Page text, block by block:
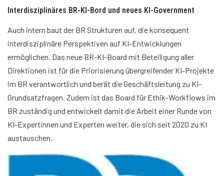
Interdisziplinäres BR-KI-Bord und neues KI-Government
Auch intern baut der BR Strukturen auf, die konsequent
interdisziplinäre Perspektiven auf KI-Entwicklungen
ermöglichen. Das neue BR-KI-Board mit Beteiligung aller
Direktionen ist für die Priorisierung übergreifender KI-Projekte
im BR verantwortlich und berät die Geschäftsleitung zu KI-
Grundsatzfragen. Zudem ist das Board für Ethik-Workflows im
BR zuständig und entwickelt damit die Arbeit einer Runde von
KI-Expertinnen und Experten weiter, die sich seit 2020 zu KI
austauschen.